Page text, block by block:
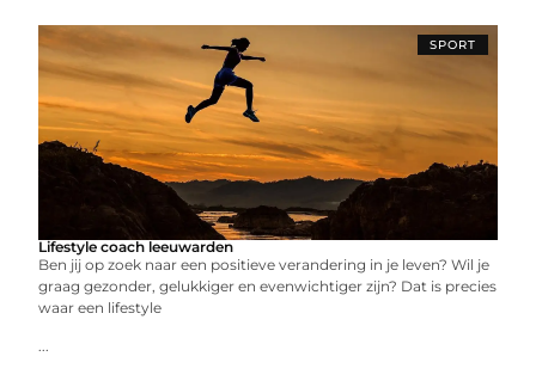
SPORT
Lifestyle coach leeuwarden
Ben jij op zoek naar een positieve verandering in je leven? Wil je
graag gezonder, gelukkiger en evenwichtiger zijn? Dat is precies
waar een lifestyle
...